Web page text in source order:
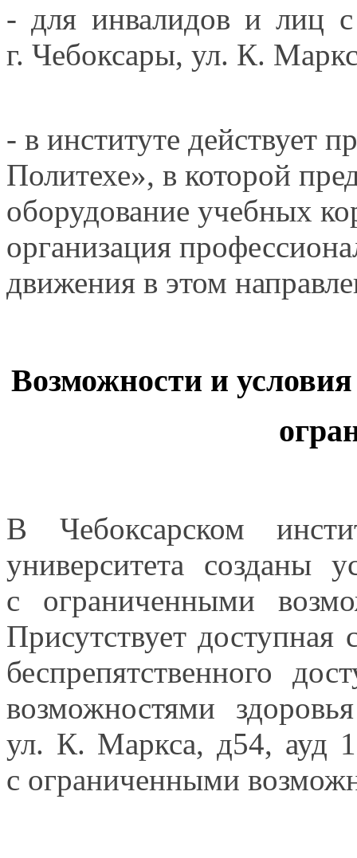
- для инвалидови лиц
г. Чебоксары, ул. К.
- в институте действует
Политехе», в которой
оборудование учебных
организация
движения в этом
Возможности и условия
В Чебоксарском
университета созданы
с ограниченными
Присутствует доступная
беспрепятственного
возможностями
ул. К. Маркса, д54, ауд
с ограниченными